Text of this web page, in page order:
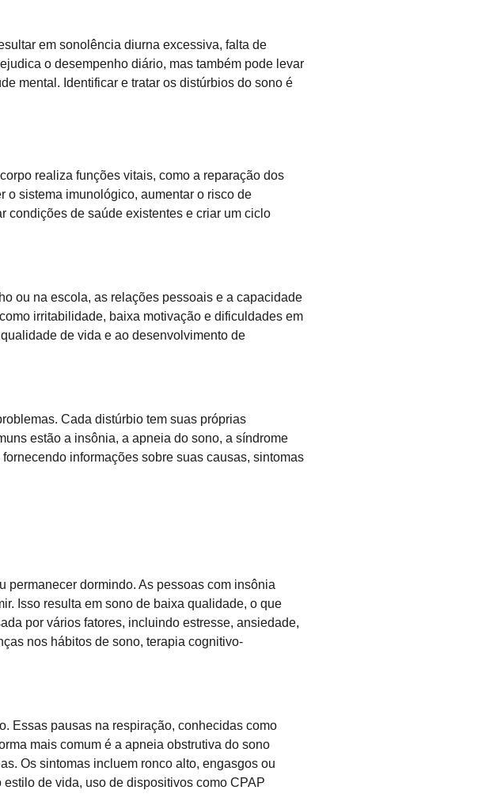
em sonolência diurna excessiva, falta de
o desempenho diário, mas também pode levar
mental. Identificar e tratar os distúrbios do sono é
realiza funções vitais, como a reparação dos
o sistema imunológico, aumentar o risco de
condições de saúde existentes e criar um ciclo
ou na escola, as relações pessoais e a capacidade
irritabilidade, baixa motivação e dificuldades em
de vida e ao desenvolvimento de
Cada distúrbio tem suas próprias
estão a insônia, a apneia do sono, a síndrome
informações sobre suas causas, sintomas
permanecer dormindo. As pessoas com insônia
Isso resulta em sono de baixa qualidade, o que
por vários fatores, incluindo estresse, ansiedade,
nos hábitos de sono, terapia cognitivo-
Essas pausas na respiração, conhecidas como
mais comum é a apneia obstrutiva do sono
Os sintomas incluem ronco alto, engasgos ou
de vida, uso de dispositivos como CPAP